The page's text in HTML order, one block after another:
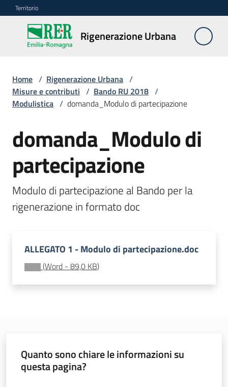
Vai al contenuto
Vai alla navigazione
Vai al footer
Territorio
Rigenerazione Urbana
Rigenerazione
Urbana
Misure
e
Strumenti
Divulgazione
Norme
e
Seguici
Home / Rigenerazione Urbana /
Misure e contributi / Bando RU 2018 /
Modulistica / domanda_Modulo di partecipazione
domanda_Modulo di
partecipazione
Modulo di partecipazione al Bando per la
rigenerazione in formato doc
ALLEGATO 1 - Modulo di partecipazione.doc
(Word - 89,0 KB)
Quanto sono chiare le informazioni su
questa pagina?